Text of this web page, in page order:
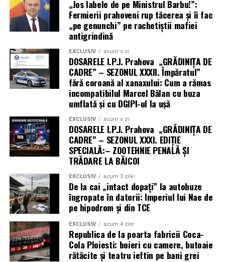
„Jos labele de pe Ministrul Barbu!”:
Fermierii prahoveni rup tăcerea și îi fac
„pe genunchi” pe rachetiștii mafiei
antigrindină
EXCLUSIV acum o zi
DOSARELE I.P.J. Prahova „GRĂDINIȚA DE
CADRE” – SEZONUL XXXII. Împăratul”
fără coroană al xanaxului: Cum a rămas
incompatibilul Marcel Bălan cu buza
umflată și cu DGIPI-ul la ușă
EXCLUSIV acum o zi
DOSARELE I.P.J. Prahova „GRĂDINIȚA DE
CADRE” – SEZONUL XXXI. EDIȚIE
SPECIALĂ:– ZOOTEHNIE PENALĂ ȘI
TRĂDARE LA BĂICOI
EXCLUSIV acum 3 zile
De la cai „intact dopați” la autobuze
îngropate în datorii: Imperiul lui Nae de
pe hipodrom și din TCE
EXCLUSIV acum 4 zile
Republica de la poarta fabricii Coca-
Cola Ploiesti: boieri cu camere, butoaie
rătăcite și teatru ieftin pe bani grei